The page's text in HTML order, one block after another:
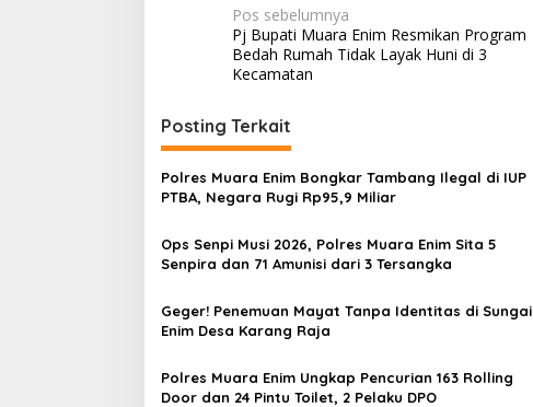
N
a
v
i
g
a
s
i
p
s
Pos sebelumnya
Pj Bupati Muara Enim Resmikan Program
Bedah Rumah Tidak Layak Huni di 3
Kecamatan
Posting Terkait
Polres Muara Enim Bongkar Tambang Ilegal di IUP
PTBA, Negara Rugi Rp95,9 Miliar
Ops Senpi Musi 2026, Polres Muara Enim Sita 5
Senpira dan 71 Amunisi dari 3 Tersangka
Geger! Penemuan Mayat Tanpa Identitas di Sungai
Enim Desa Karang Raja
Polres Muara Enim Ungkap Pencurian 163 Rolling
Door dan 24 Pintu Toilet, 2 Pelaku DPO